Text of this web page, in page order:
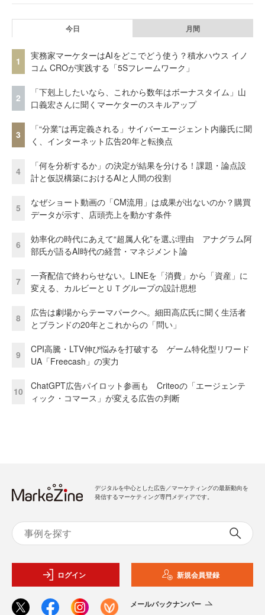
今日 月間
1
実務家マーケターはAIをどこでどう使う？積水ハウス イノ
コム CROが実践する「5Sフレームワーク」
2
「下剋上したいなら、これから数年はボーナスタイム」山
口義宏さんに聞くマーケターのスキルアップ
3
「“分業”は再定義される」サイバーエージェント内藤氏に聞
く、インターネット広告20年と転換点
4
「何を分析するか」の決定が結果を分ける！課題・論点設
計と仮説構築におけるAIと人間の役割
5
なぜショート動画の「CM流用」は成果が出ないのか？購買
データが示す、店頭売上を動かす条件
6
効率化の時代にあえて“超属人化”を選ぶ理由 アナグラム阿
部氏が語るAI時代の経営・マネジメント論
7
一斉配信で終わらせない。LINEを「消費」から「資産」に
変える、カルビーとＵＴグループの設計思想
8
広告は劇場からテーマパークへ。細田高広氏に聞く生活者
とブランドの20年とこれからの「問い」
9
CPI高騰・LTV伸び悩みを打破する ゲーム特化型リワード
UA「Freecash」の実力
10
ChatGPT広告パイロット参画も Criteoの「エージェンテ
ィック・コマース」が変える広告の判断
デジタルを中心とした広告／マーケティングの最新動向を
発信するマーケティング専門メディアです。
ログイン 新規会員登録
メールバックナンバー